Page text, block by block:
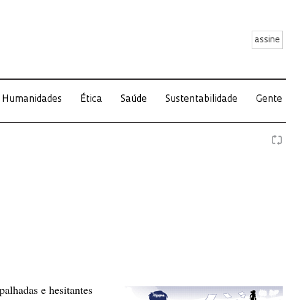
assine
Humanidades Ética Saúde Sustentabilidade Gente
e hesitantes